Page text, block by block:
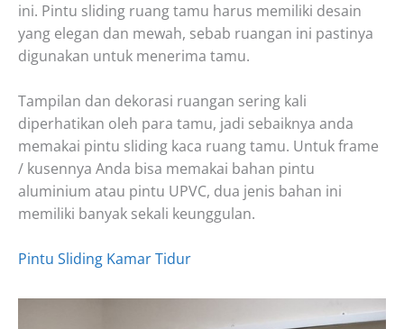
ini. Pintu sliding ruang tamu harus memiliki desain
yang elegan dan mewah, sebab ruangan ini pastinya
digunakan untuk menerima tamu.
Tampilan dan dekorasi ruangan sering kali
diperhatikan oleh para tamu, jadi sebaiknya anda
memakai pintu sliding kaca ruang tamu. Untuk frame
/ kusennya Anda bisa memakai bahan pintu
aluminium atau pintu UPVC, dua jenis bahan ini
memiliki banyak sekali keunggulan.
Pintu Sliding Kamar Tidur